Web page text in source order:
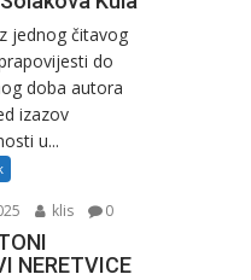
jednog čitavog
do
doba autora
izazov
u...
klis 0
NERETVICE